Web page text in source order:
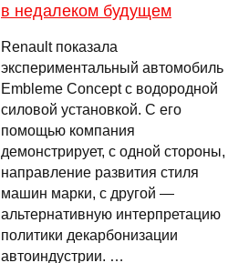
в недалеком будущем
Renault показала
экспериментальный автомобиль
Embleme Concept с водородной
силовой установкой. С его
помощью компания
демонстрирует, с одной стороны,
направление развития стиля
машин марки, с другой —
альтернативную интерпретацию
политики декарбонизации
автоиндустрии. …